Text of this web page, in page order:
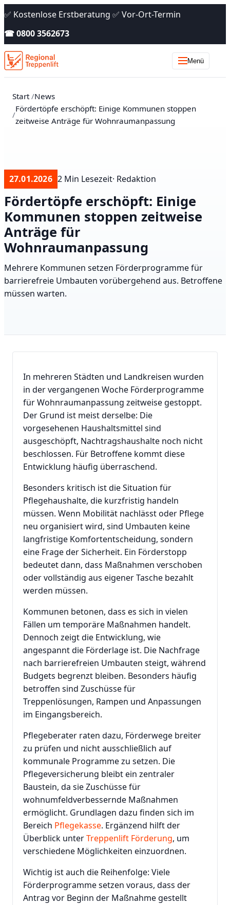
✅ Kostenlose Erstberatung ✅ Vor-Ort-Termin
☎ 0800 3562673
Menü
Start News
Fördertöpfe erschöpft: Einige Kommunen stoppen
zeitweise Anträge für Wohnraumanpassung
27.01.2026 2 Min Lesezeit· Redaktion
Fördertöpfe erschöpft: Einige
Kommunen stoppen zeitweise
Anträge für
Wohnraumanpassung
Mehrere Kommunen setzen Förderprogramme für
barrierefreie Umbauten vorübergehend aus. Betroffene
müssen warten.
In mehreren Städten und Landkreisen wurden
in der vergangenen Woche Förderprogramme
für Wohnraumanpassung zeitweise gestoppt.
Der Grund ist meist derselbe: Die
vorgesehenen Haushaltsmittel sind
ausgeschöpft, Nachtragshaushalte noch nicht
beschlossen. Für Betroffene kommt diese
Entwicklung häufig überraschend.
Besonders kritisch ist die Situation für
Pflegehaushalte, die kurzfristig handeln
müssen. Wenn Mobilität nachlässt oder Pflege
neu organisiert wird, sind Umbauten keine
langfristige Komfortentscheidung, sondern
eine Frage der Sicherheit. Ein Förderstopp
bedeutet dann, dass Maßnahmen verschoben
oder vollständig aus eigener Tasche bezahlt
werden müssen.
Kommunen betonen, dass es sich in vielen
Fällen um temporäre Maßnahmen handelt.
Dennoch zeigt die Entwicklung, wie
angespannt die Förderlage ist. Die Nachfrage
nach barrierefreien Umbauten steigt, während
Budgets begrenzt bleiben. Besonders häufig
betroffen sind Zuschüsse für
Treppenlösungen, Rampen und Anpassungen
im Eingangsbereich.
Pflegeberater raten dazu, Förderwege breiter
zu prüfen und nicht ausschließlich auf
kommunale Programme zu setzen. Die
Pflegeversicherung bleibt ein zentraler
Baustein, da sie Zuschüsse für
wohnumfeldverbessernde Maßnahmen
ermöglicht. Grundlagen dazu finden sich im
Bereich Pflegekasse. Ergänzend hilft der
Überblick unterTreppenlift Förderung, um
verschiedene Möglichkeiten einzuordnen.
Wichtig ist auch die Reihenfolge: Viele
Förderprogramme setzen voraus, dass der
Antrag vor Beginn der Maßnahme gestellt